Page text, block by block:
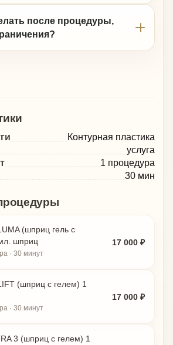
после процедуры,
Контурная пластика
услуга
1 процедура
30 мин
(шприц гель с
шприц
· 30 минут
17 000 ₽
(шприц с гелем) 1
· 30 минут
17 000 ₽
3 (шприц с гелем) 1